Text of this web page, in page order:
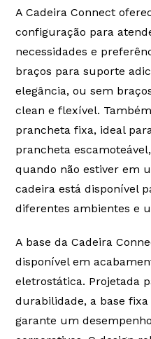
fabricação de modelos
componentes a
É reservado a MyOffice
direito de alteração do
isso, mantenha-o
compra.
2. Período de
A vigência de garantia
emissão da nota fiscal.
garantia estendida é
já incluso os 90
conforme mencionado
defeito estrutural todo
possa oferecer risco à
3. Procedimento
Para acionar à
fiscal de compra. A
A Cadeira Connect
configuração para
necessidades e
braços para suporte
elegância, ou sem
clean e flexível.
prancheta fixa, ideal
prancheta
quando não estiver em
cadeira está disponível
diferentes ambientes e
A base da Cadeira
disponível em
eletrostática. Projetada
durabilidade, a base
garante um